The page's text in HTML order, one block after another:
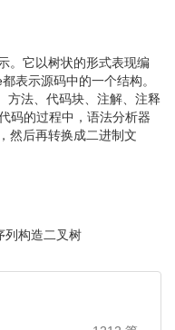
。它以树状的形式表现编
表示源码中的一个结构。
方法、代码块、注解、注释
码的过程中，语法分析器
然后再转换成二进制文
列构造二叉树